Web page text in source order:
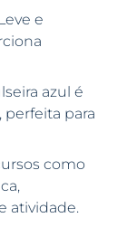
Leve e
azul é
perfeita para
como
atividade.